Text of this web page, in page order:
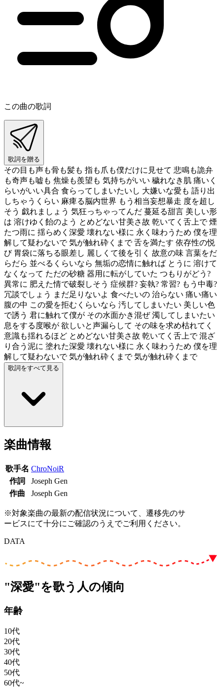
この曲の歌詞
歌詞を贈る
その目も声も骨も髪も 指も爪も僕だけに見せて 悲鳴も詭弁
も奇声も嘘も 焦燥も羨望も 気持ちがいい 穢れなき肌 痛いく
らいがいい具合 食らってしまいたいし 大嫌いな愛も 語り出
しちゃうくらい 麻痺る脳内世界 もう相当妄想暴走 度を超し
そう 戯れましょう 気狂っちゃってんだ 蔓延る甜言 美しい形
は 溶けゆく飴のよう とめどない甘美さ故 乾いてく舌上で 煙
たつ雨に 揺らめく深愛 壊れない様に 永く味わうため 僕を理
解して疑わないで 気が触れ砕くまで 舌を満たす 依存性の悦
び 胃袋に落ちる眼差し 麗しくて後を引く 故意の味 言葉をだ
らだら 並べるくらいなら 無垢の恋情に触れば とうに 溶けて
なくなって ただの砂糖 器用に転がしていた つもりがどう?
異常に 肥えた情で破裂しそう 症候群? 妄執? 常習? もう中毒?
冗談でしょう まだ足りないよ 食べたいの 治らない 痛い痛い
腹の中 この愛を拒むくらいなら 汚してしまいたい 美しい色
で誘う 君に触れて僕が その水面かき混ぜ 濁してしまいたい
息をする度喉が 欲しいと声漏らして その味を求め枯れてく
意識も揺れるほど とめどない甘美さ故 乾いてく舌上で 混ざ
り合う泥に 塗れた深愛 壊れない様に 永く味わうため 僕を理
解して疑わないで 気が触れ砕くまで 気が触れ砕くまで
歌詞をすべて見る
楽曲情報
歌手名 ChroNoiR
作詞
Joseph Gen
作曲
Joseph Gen
※対象楽曲の最新の配信状況について、遷移先のサ
ービスにて十分にご確認のうえでご利用ください。
DATA
"深愛"を歌う人の傾向
年齢
10代
20代
30代
40代
50代
60代~